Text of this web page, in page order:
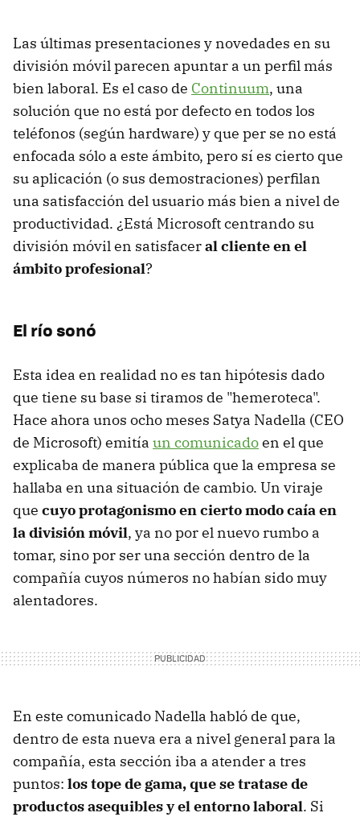
Las últimas presentaciones y novedades en su
división móvil parecen apuntar a un perfil más
bien laboral. Es el caso de Continuum, una
solución que no está por defecto en todos los
teléfonos (según hardware) y que per se no está
enfocada sólo a este ámbito, pero sí es cierto que
su aplicación (o sus demostraciones) perfilan
una satisfacción del usuario más bien a nivel de
productividad. ¿Está Microsoft centrando su
división móvil en satisfaceral cliente en el
ámbito profesional?
El río sonó
Esta idea en realidad no es tan hipótesis dado
que tiene su base si tiramos de "hemeroteca".
Hace ahora unos ocho meses Satya Nadella (CEO
de Microsoft) emitía un comunicadoen el que
explicaba de manera pública que la empresa se
hallaba en una situación de cambio. Un viraje
que cuyo protagonismo en cierto modo caía en
la división móvil, ya no por el nuevo rumbo a
tomar, sino por ser una sección dentro de la
compañía cuyos números no habían sido muy
alentadores.
En este comunicado Nadella habló de que,
dentro de esta nueva era a nivel general para la
compañía, esta sección iba a atender a tres
puntos: los tope de gama, que se tratase de
productos asequibles y el entorno laboral. Si